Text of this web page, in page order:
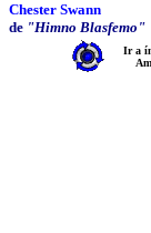
Chester Swann
de "Himno Blasfemo"
Ir a